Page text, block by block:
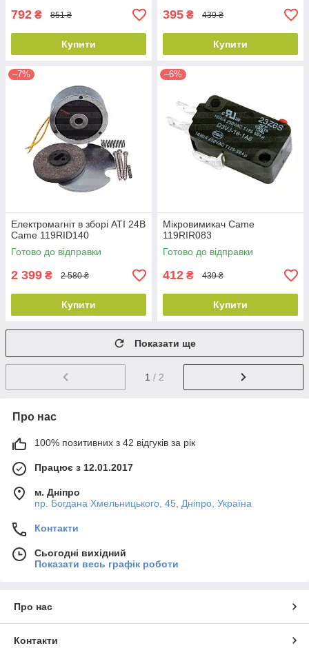
792 ₴ 851 ₴
Купити
395 ₴ 439 ₴
Купити
–7%
Електромагніт в зборі ATI 24В
Came 119RID140
Готово до відправки
2 399 ₴ 2 580 ₴
Купити
–6%
Мікровимикач Came
119RIR083
Готово до відправки
412 ₴ 439 ₴
Купити
Показати ще
1 / 2
Про нас
100% позитивних з 42 відгуків за рік
Працює з 12.01.2017
м. Дніпро
пр. Богдана Хмельницького, 45, Дніпро, Україна
Контакти
Сьогодні вихідний
Показати весь графік роботи
Про нас
Контакти